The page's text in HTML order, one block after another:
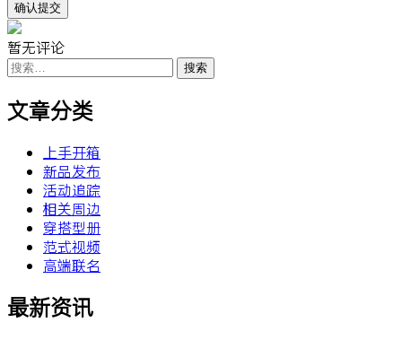
暂无评论
搜
索：
文章分类
上手开箱
新品发布
活动追踪
相关周边
穿搭型册
范式视频
高端联名
最新资讯